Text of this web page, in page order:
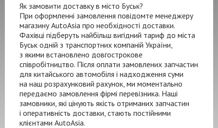
Як замовити доставку в місто Буськ?
При оформленні замовлення повідомте менеджеру
магазину AutoAsia про необхідності доставки.
Фахівці підберуть найбільш вигідний тариф до міста
Буськ одній з транспортних компаній України,
з якими встановлено довгострокове
співробітництво. Після оплати замовлених запчастин
для китайського автомобіля і надходження суми
на наш розрахунковий рахунок, ми моментально
передаємо замовлення фірмі перевізника. Наші
замовники, які цінують якість отриманих запчастин
і оперативність доставки, стають постійними
клієнтами AutoAsia.